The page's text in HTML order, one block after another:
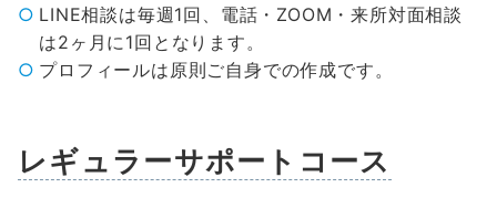
LINE相談は毎週1回、電話・ZOOM・来所対面相談
は2ヶ月に1回となります。
プロフィールは原則ご自身での作成です。
レギュラーサポートコース